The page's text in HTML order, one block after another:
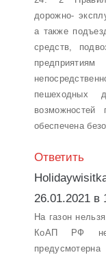
дорожно-
а также
средств,
пешеходных
обеспечена
Ответить
26.01.2021 в
На газон
КоАП РФ не